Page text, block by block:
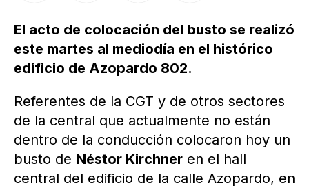
El acto de colocación del busto se realizó
este martes al mediodía en el histórico
edificio de Azopardo 802.
Referentes de la CGT y de otros sectores
de la central que actualmente no están
dentro de la conducción colocaron hoy un
busto de Néstor Kirchner en el hall
central del edificio de la calle Azopardo, en